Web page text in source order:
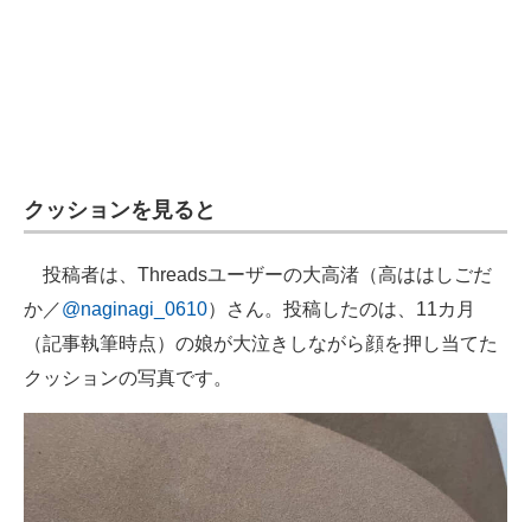
企業向けIT製品の総合サイト
IT製品の技術・比較・事例
モノづくり技術者専門サイト
エレクトロニクス専門サイト
電子設計の基本と応用
クッションを見ると
投稿者は、Threadsユーザーの大高渚（高ははしごだ
か／@naginagi_0610）さん。投稿したのは、11カ月
（記事執筆時点）の娘が大泣きしながら顔を押し当てた
クッションの写真です。